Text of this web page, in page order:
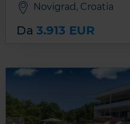
Novigrad, Croatia
Da 3.913 EUR